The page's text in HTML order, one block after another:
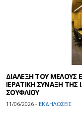
ΔΙΑΛΕΞΗ ΤΟΥ ΜΕΛΟΥΣ
ΙΕΡΑΤΙΚΗ ΣΥΝΑΞΗ ΤΗΣ
ΣΟΥΦΛΙΟΥ
11/06/2026 - ΕΚΔΗΛΩΣΕΙΣ